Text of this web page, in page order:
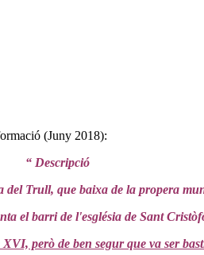
(Juny 2018):
“ Descripció
del Trull, que baixa de la propera
el barri de l'església de Sant
però de ben segur que va ser